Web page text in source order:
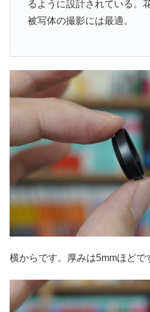
るように設計されている。
被写体の撮影には最適。
横からです。厚みは5mmほどで